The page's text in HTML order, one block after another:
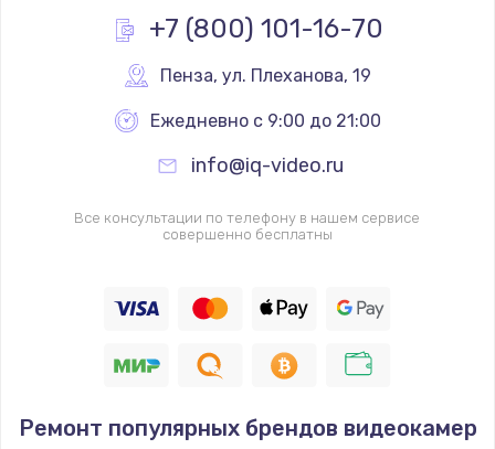
Замена основной камеры
Замена элемента
1190 руб.
Заказать
1330 руб.
1190 руб.
+7 (800) 101-16-70
Пенза, ул. Плеханова, 19
Ежедневно с 9:00 до 21:00
info@iq-video.ru
Все консультации по телефону в нашем сервисе
совершенно бесплатны
Ремонт популярных брендов видеокамер